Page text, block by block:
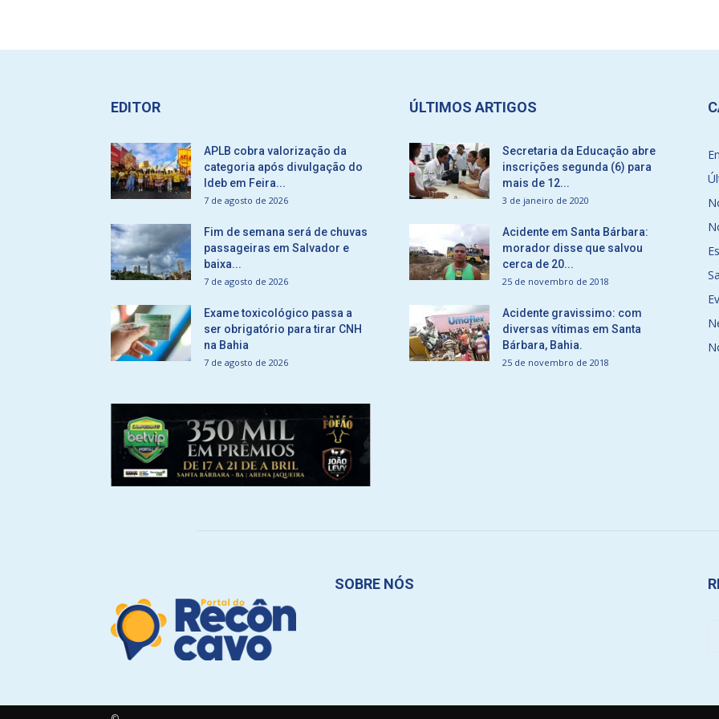
EDITOR
APLB cobra valorização da
categoria após divulgação do
Ideb em Feira...
7 de agosto de 2026
Fim de semana será de chuvas
passageiras em Salvador e
baixa...
7 de agosto de 2026
Exame toxicológico passa a
ser obrigatório para tirar CNH
na Bahia
7 de agosto de 2026
ÚLTIMOS ARTIGOS
Secretaria da Educação abre
inscrições segunda (6) para
mais de 12...
3 de janeiro de 2020
Acidente em Santa Bárbara:
morador disse que salvou
cerca de 20...
25 de novembro de 2018
Acidente gravissimo: com
diversas vítimas em Santa
Bárbara, Bahia.
25 de novembro de 2018
SOBRE NÓS